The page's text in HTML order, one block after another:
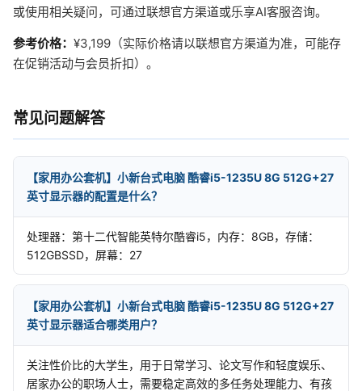
或使用相关疑问，可通过联想官方渠道或乐享AI客服咨询。
参考价格： ¥3,199（实际价格请以联想官方渠道为准，可能存
在促销活动与会员折扣）。
常见问题解答
【家用办公套机】小新台式电脑 酷睿i5-1235U 8G 512G+27
英寸显示器的配置是什么？
处理器：第十二代智能英特尔酷睿i5，内存：8GB，存储：
512GBSSD，屏幕：27
【家用办公套机】小新台式电脑 酷睿i5-1235U 8G 512G+27
英寸显示器适合哪类用户？
关注性价比的大学生，用于日常学习、论文写作和轻度娱乐、
居家办公的职场人士，需要稳定高效的多任务处理能力、有孩